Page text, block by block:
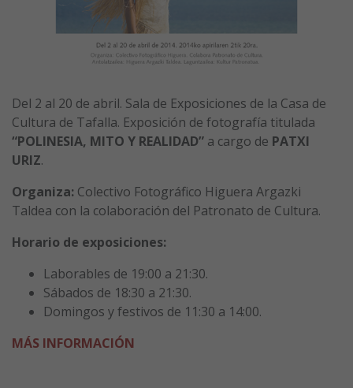
Del 2 al 20 de abril. Sala de Exposiciones de la Casa de
Cultura de Tafalla. Exposición de fotografía titulada
“POLINESIA, MITO Y REALIDAD” a cargo de PATXI
URIZ.
Organiza: Colectivo Fotográfico Higuera Argazki
Taldea con la colaboración del Patronato de Cultura.
Horario de exposiciones:
Laborables de 19:00 a 21:30.
Sábados de 18:30 a 21:30.
Domingos y festivos de 11:30 a 14:00.
MÁS INFORMACIÓN